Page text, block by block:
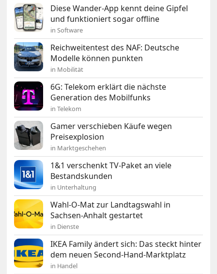
Diese Wander-App kennt deine Gipfel
und funktioniert sogar offline
in Software
Reichweitentest des NAF: Deutsche
Modelle können punkten
in Mobilität
6G: Telekom erklärt die nächste
Generation des Mobilfunks
in Telekom
Gamer verschieben Käufe wegen
Preisexplosion
in Marktgeschehen
1&1 verschenkt TV-Paket an viele
Bestandskunden
in Unterhaltung
Wahl-O-Mat zur Landtagswahl in
Sachsen-Anhalt gestartet
in Dienste
IKEA Family ändert sich: Das steckt hinter
dem neuen Second-Hand-Marktplatz
in Handel